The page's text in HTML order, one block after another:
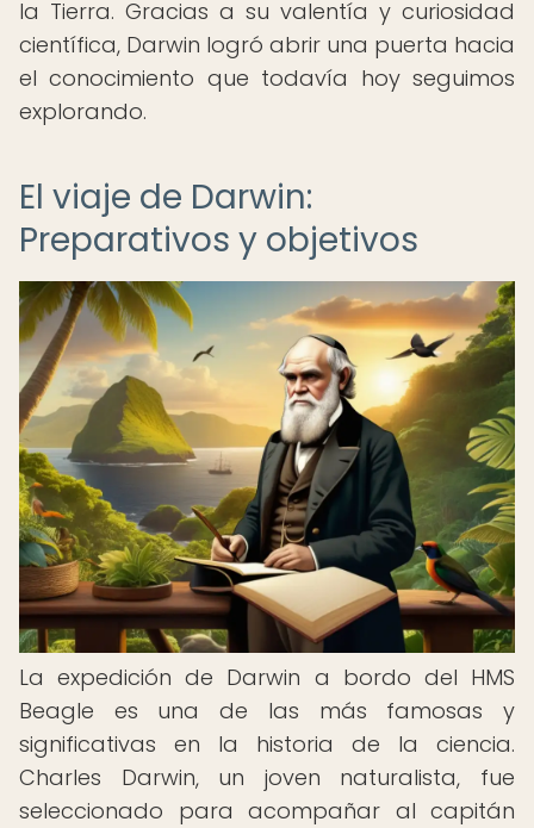
la Tierra. Gracias a su valentía y curiosidad
científica, Darwin logró abrir una puerta hacia
el conocimiento que todavía hoy seguimos
explorando.
El viaje de Darwin:
Preparativos y objetivos
La expedición de Darwin a bordo del HMS
Beagle es una de las más famosas y
significativas en la historia de la ciencia.
Charles Darwin, un joven naturalista, fue
seleccionado para acompañar al capitán